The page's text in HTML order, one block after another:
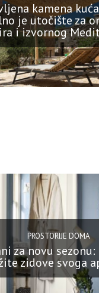
kamena
je utočište za
i izvornog
PROSTORIJE DOMA
za novu
zidove svoga